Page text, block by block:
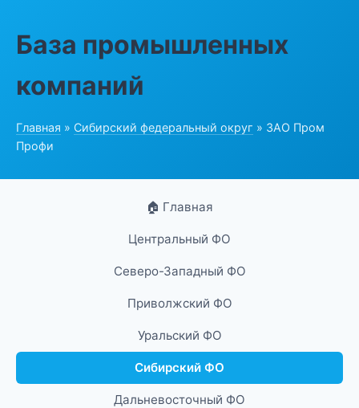
База промышленных
компаний
Главная » Сибирский федеральный округ » ЗАО Пром
Профи
🏠 Главная
Центральный ФО
Северо-Западный ФО
Приволжский ФО
Уральский ФО
Сибирский ФО
Дальневосточный ФО